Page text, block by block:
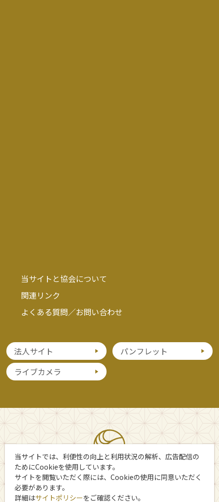
当サイトと協会について
関連リンク
よくある質問／お問い合わせ
法人サイト
パンフレット
ライブカメラ
当サイトでは、利便性の向上と利用状況の解析、広告配信の
ためにCookieを使用しています。
サイトを閲覧いただく際には、Cookieの使用に同意いただく
必要があります。
詳細はサイトポリシーをご確認ください。